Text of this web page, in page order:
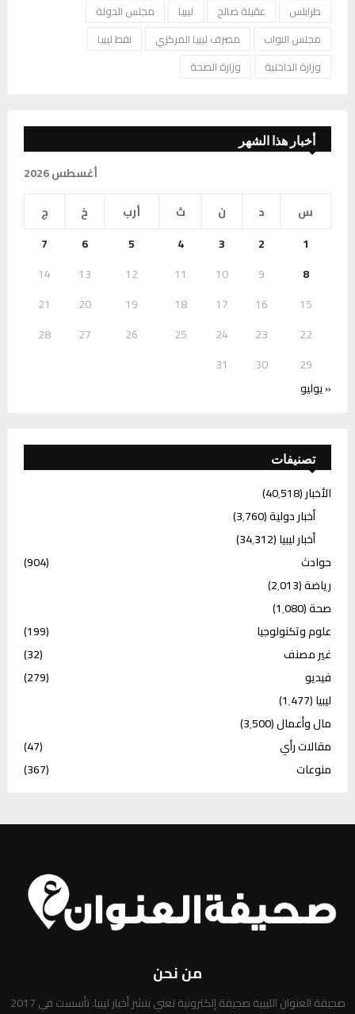
طرابلس
عقيلة صالح ليبيا
مجلس الدولة
مجلس النواب
مصرف ليبيا المركزي
نفط ليبيا
وزارة الداخلية
وزارة الصحة
أخبار هذا الشهر
أغسطس 2026
س
د ن ث أرب خ
ج
1
2
3
4
5
6
7
8
9
10
11
12
13
14
15
16
17
18
19
20
21
22
23
24
25
26
27
28
29
30
31
« يوليو
تصنيفات
الأخبار(40٬518)
أخبار دولية(3٬760)
أخبار ليبيا(34٬312)
حوادث
(904)
رياضة(2٬013)
صحة(1٬080)
علوم وتكنولوجيا
(199)
غير مصنف
(32)
فيديو
(279)
ليبيا(1٬477)
مال وأعمال(3٬500)
مقالات رأي
(47)
منوعات
(367)
من نحن
صحيفة العنوان الليبية صحيفة إلكترونية تعني بنشر أخبار ليبيا. تأسست في 2017